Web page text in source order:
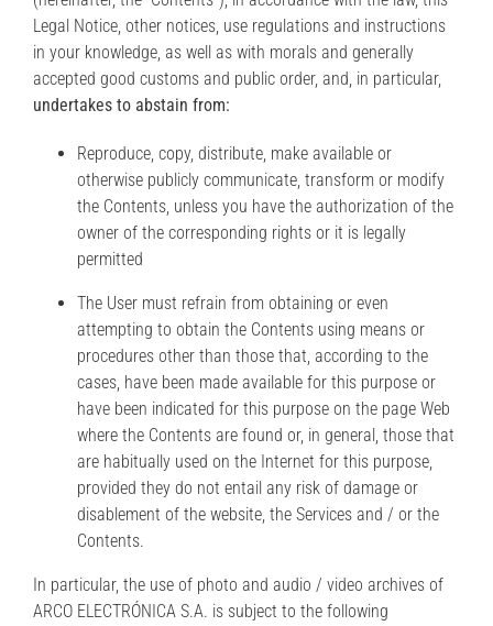
Legal Notice, other notices, use regulations and instructions
in your knowledge, as well as with morals and generally
accepted good customs and public order, and, in particular,
undertakes to abstain from:
Reproduce, copy, distribute, make available or
otherwise publicly communicate, transform or modify
the Contents, unless you have the authorization of the
owner of the corresponding rights or it is legally
permitted
The User must refrain from obtaining or even
attempting to obtain the Contents using means or
procedures other than those that, according to the
cases, have been made available for this purpose or
have been indicated for this purpose on the page Web
where the Contents are found or, in general, those that
are habitually used on the Internet for this purpose,
provided they do not entail any risk of damage or
disablement of the website, the Services and / or the
Contents.
In particular, the use of photo and audio / video archives of
ARCO ELECTRÓNICA S.A. is subject to the following